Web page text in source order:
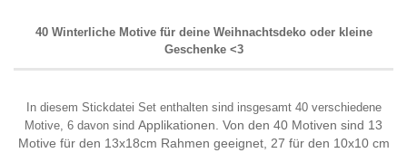
40 Winterliche Motive für deine Weihnachtsdeko oder kleine
Geschenke <3
In diesem Stickdatei Set enthalten sind insgesamt 40 verschiedene
Motive, 6 davon sind Applikationen. Von den 40 Motiven sind 13
Motive für den 13x18cm Rahmen geeignet, 27 für den 10x10 cm